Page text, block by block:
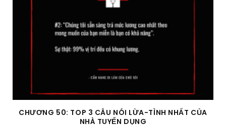
CHƯƠNG 50: TOP 3 CÂU NÓI LỪA-TÌNH NHẤT CỦA
NHÀ TUYỂN DỤNG